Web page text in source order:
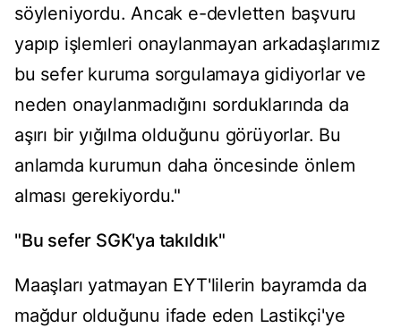
söyleniyordu. Ancak e-devletten başvuru
yapıp işlemleri onaylanmayan arkadaşlarımız
bu sefer kuruma sorgulamaya gidiyorlar ve
neden onaylanmadığını sorduklarında da
aşırı bir yığılma olduğunu görüyorlar. Bu
anlamda kurumun daha öncesinde önlem
alması gerekiyordu."
"Bu sefer SGK'ya takıldık"
Maaşları yatmayan EYT'lilerin bayramda da
mağdur olduğunu ifade eden Lastikçi'ye